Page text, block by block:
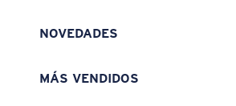
NOVEDADES
MÁS VENDIDOS